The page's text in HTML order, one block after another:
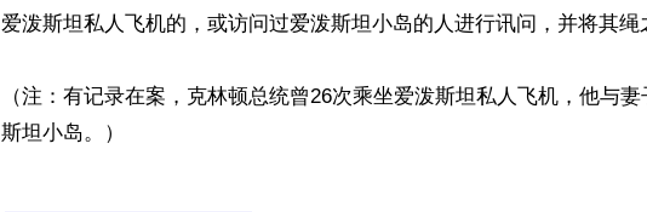
爱泼斯坦私人飞机的，或访问过爱泼斯坦小岛的人进行讯问，并将其绳
（注：有记录在案，克林顿总统曾26次乘坐爱泼斯坦私人飞机，他与
斯坦小岛。）